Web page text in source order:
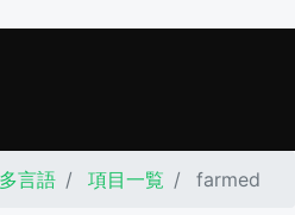
言語 項目一覧 farmed